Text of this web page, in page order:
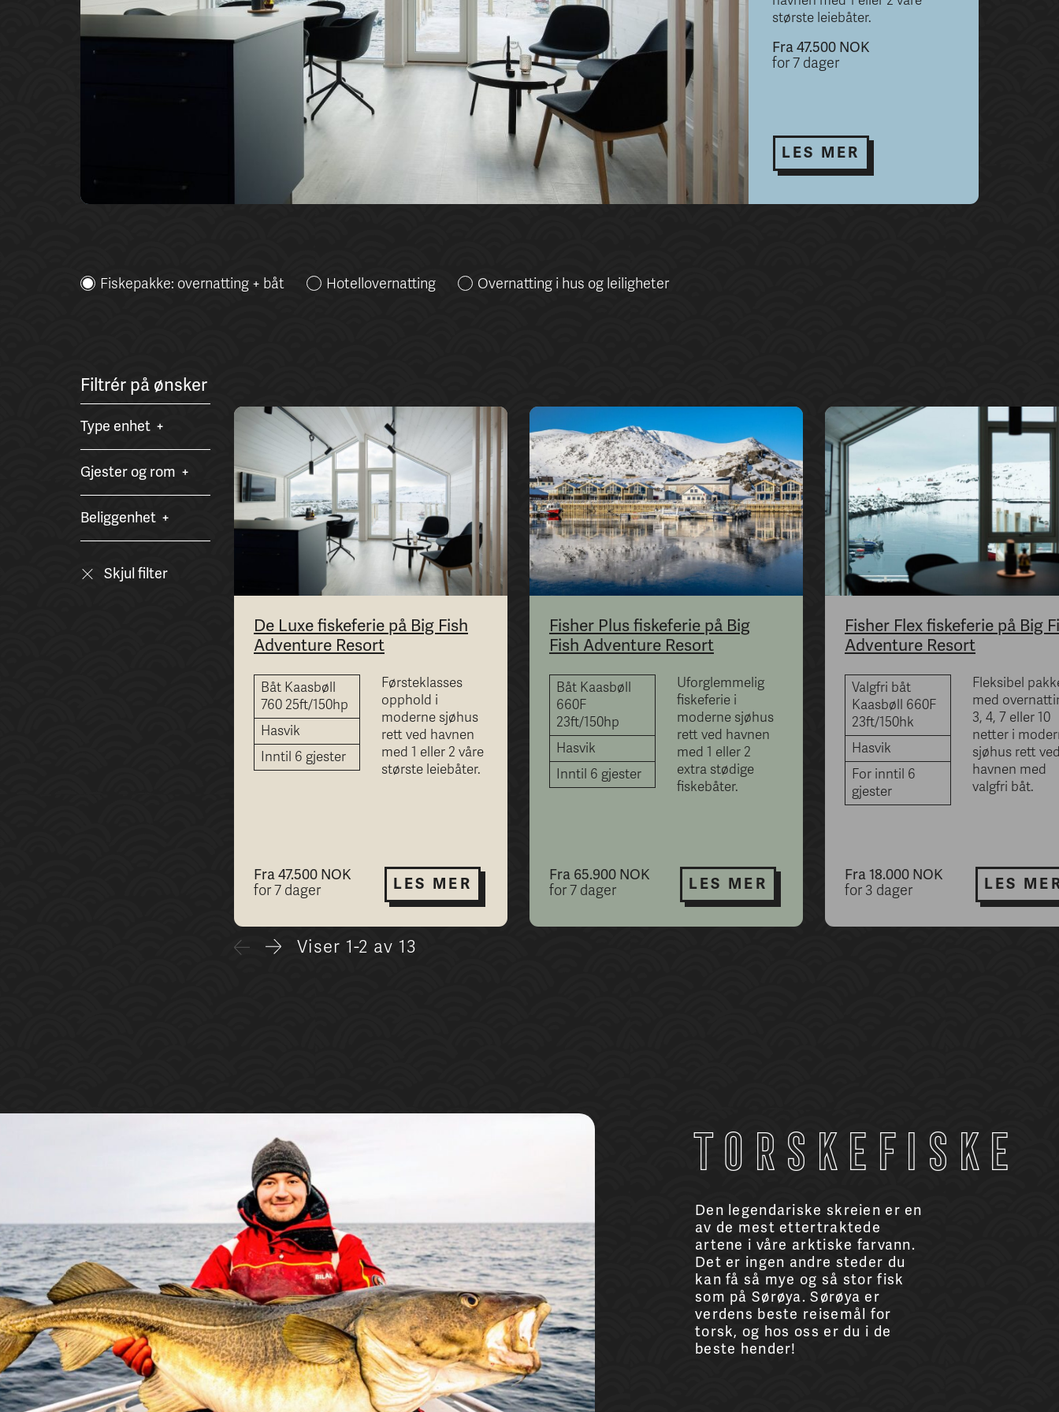
største leiebåter.
Fra 47.500 NOK
for 7 dager
LES MER
Fiskepakke: overnatting + båt Hotellovernatting Overnatting i hus og leiligheter
Filtrér på ønsker
Type enhet
Gjester og rom
Beliggenhet
Skjul filter
De Luxe fiskeferie på Big Fish
Adventure Resort
Båt Kaasbøll
760 25ft/150hp
Hasvik
Inntil 6 gjester
Førsteklasses
opphold i
moderne sjøhus
rett ved havnen
med 1 eller 2 våre
største leiebåter.
Fra 47.500 NOK
for 7 dager LES MER
Fisher Plus fiskeferie på Big
Fish Adventure Resort
Båt Kaasbøll
660F
23ft/150hp
Hasvik
Inntil 6 gjester
Uforglemmelig
fiskeferie i
moderne sjøhus
rett ved havnen
med 1 eller 2
extra stødige
fiskebåter.
Fra 65.900 NOK
for 7 dager LES MER
Fisher Flex fiskeferie på Big
Adventure Resort
Valgfri båt
Kaasbøll 660F
23ft/150hk
Hasvik
For inntil 6
gjester
Fleksibel
med
3, 4, 7 eller 10
netter i
sjøhus rett
havnen med
valgfri båt.
Fra 18.000 NOK
for 3 dager LES
Viser 1-2 av 13
Torskefiske
Den legendariske skreien er en
av de mest ettertraktede
artene i våre arktiske farvann.
Det er ingen andre steder du
kan få så mye og så stor fisk
som på Sørøya. Sørøya er
verdens beste reisemål for
torsk, og hos oss er du i de
beste hender!